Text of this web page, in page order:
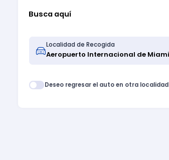
Busca aquí
Localidad de Recogida
Deseo regresar el auto en otra localidad